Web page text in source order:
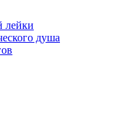
лейки
душа